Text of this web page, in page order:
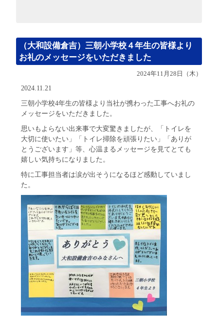
（大和設備倉吉）三朝小学校４年生の皆様より
お礼のメッセージをいただきました
2024年11月28日（木）
2024.11.21
三朝小学校4年生の皆様より当社が携わった工事へお礼の
メッセージをいただきました。
思いもよらない出来事で大変驚きましたが、「トイレを
大切に使いたい」「トイレ掃除を頑張りたい」「ありが
とうございます」等、心温まるメッセージを見てとても
嬉しい気持ちになりました。
特に工事担当者は涙が出そうになるほど感動していまし
た。